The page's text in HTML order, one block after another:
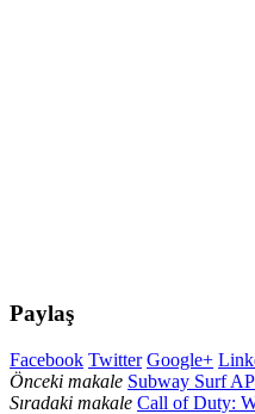
Paylaş
Facebook Twitter Google+
Önceki makale Subway Surf
Sıradaki makale Call of Duty: